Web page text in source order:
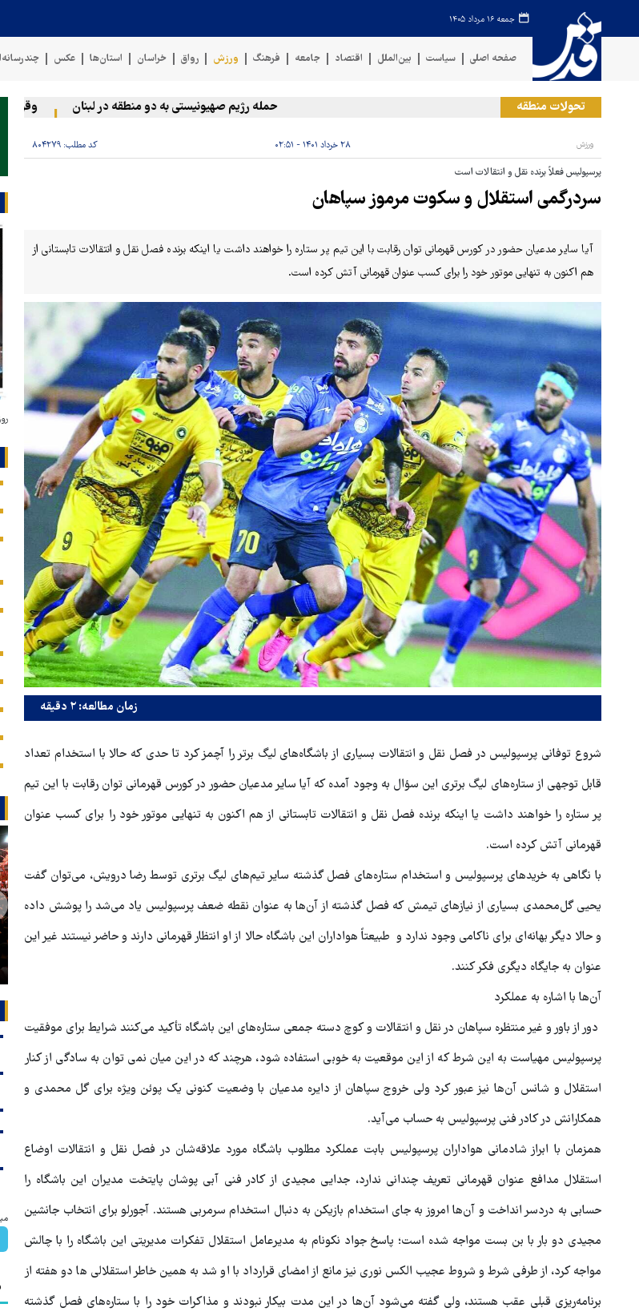
جمعه ۱۶ مرداد ۱۴۰۵
صفحه اصلی سیاست بین‌الملل اقتصاد جامعه فرهنگ ورزش رواق خراسان استان‌ها عکس
تحولات منطقه حمله رژیم صهیونیستی به دو منطقه در لبنان وقوع حادثه
ورزش ۲۸ خرداد ۱۴۰۱ - ۰۲:۵۱ کد مطلب: ۸۰۴۲۷۹
پرسپولیس فعلاً برنده نقل و انتقالات است
سردرگمی استقلال و سکوت مرموز سپاهان
آیا سایر مدعیان حضور در کورس قهرمانی توان رقابت با این تیم پر ستاره را خواهند داشت یا اینکه برنده فصل نقل و انتقالات تابستانی از
هم اکنون به تنهایی موتور خود را برای کسب عنوان قهرمانی آتش کرده است.
زمان مطالعه: ۲ دقیقه
شروع توفانی پرسپولیس در فصل نقل و انتقالات بسیاری از باشگاه‌های لیگ برتر را آچمز کرد تا حدی که حالا با استخدام تعداد
قابل توجهی از ستاره‌های لیگ برتری این سؤال به وجود آمده که آیا سایر مدعیان حضور در کورس قهرمانی توان رقابت با این تیم
پر ستاره را خواهند داشت یا اینکه برنده فصل نقل و انتقالات تابستانی از هم اکنون به تنهایی موتور خود را برای کسب عنوان
قهرمانی آتش کرده است.
با نگاهی به خریدهای پرسپولیس و استخدام ستاره‌های فصل گذشته سایر تیم‌های لیگ برتری توسط رضا درویش، می‌توان گفت
یحیی گل‌محمدی بسیاری از نیازهای تیمش که فصل گذشته از آن‌ها به عنوان نقطه ضعف پرسپولیس یاد می‌شد را پوشش داده
و حالا دیگر بهانه‌ای برای ناکامی وجود ندارد و طبیعتاً هواداران این باشگاه حالا از او انتظار قهرمانی دارند و حاضر نیستند غیر این
عنوان به جایگاه دیگری فکر کنند.
آن‌ها با اشاره به عملکرد
دور از باور و غیر منتظره سپاهان در نقل و انتقالات و کوچ دسته جمعی ستاره‌های این باشگاه تأکید می‌کنند شرایط برای موفقیت
پرسپولیس مهیاست به این شرط که از این موقعیت به خوبی استفاده شود، هرچند که در این میان نمی توان به سادگی از کنار
استقلال و شانس آن‌ها نیز عبور کرد ولی خروج سپاهان از دایره مدعیان با وضعیت کنونی یک پوئن ویژه برای گل محمدی و
همکارانش در کادر فنی پرسپولیس به حساب می‌آید.
همزمان با ابراز شادمانی هواداران پرسپولیس بابت عملکرد مطلوب باشگاه مورد علاقه‌شان در فصل نقل و انتقالات اوضاع
استقلال مدافع عنوان قهرمانی تعریف چندانی ندارد، جدایی مجیدی از کادر فنی آبی پوشان پایتخت مدیران این باشگاه را
حسابی به دردسر انداخت و آن‌ها امروز به جای استخدام بازیکن به دنبال استخدام سرمربی هستند. آجورلو برای انتخاب جانشین
مجیدی دو بار با بن بست مواجه شده است؛ پاسخ جواد نکونام به مدیرعامل استقلال تفکرات مدیریتی این باشگاه را با چالش
مواجه کرد، از طرفی شرط و شروط عجیب الکس نوری نیز مانع از امضای قرارداد با او شد به همین خاطر استقلالی ها دو هفته از
برنامه‌ریزی قبلی عقب هستند، ولی گفته می‌شود آن‌ها در این مدت بیکار نبودند و مذاکرات خود را با ستاره‌های فصل گذشته
هماهنگی محور مقاومت، آمریکا را
ترامپ نماد فساد، اقتدارگرایی و